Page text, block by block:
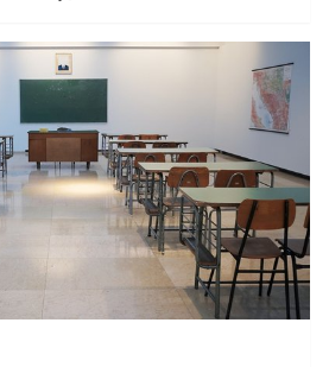
oświadczenie dotyczące
resortu. Na podstawie nowej
szkół będą mogli
grupa uczniów pozostanie w
wysłana do domu. Do tej
były wysyłane całe klasy,
Od teraz będzie można ich